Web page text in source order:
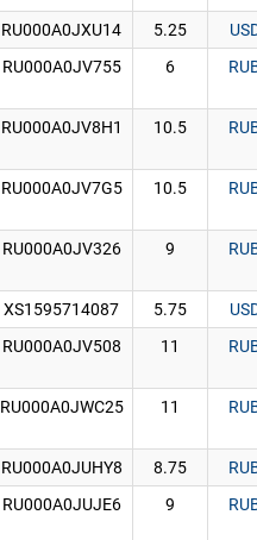
RU000A0JXU14 5.25
RU000A0JV755 6
RU000A0JV8H1 10.5
RU000A0JV7G5 10.5
RU000A0JV326 9
XS1595714087 5.75
RU000A0JV508 11
RU000A0JWC25 11
RU000A0JUHY8 8.75
RU000A0JUJE6 9